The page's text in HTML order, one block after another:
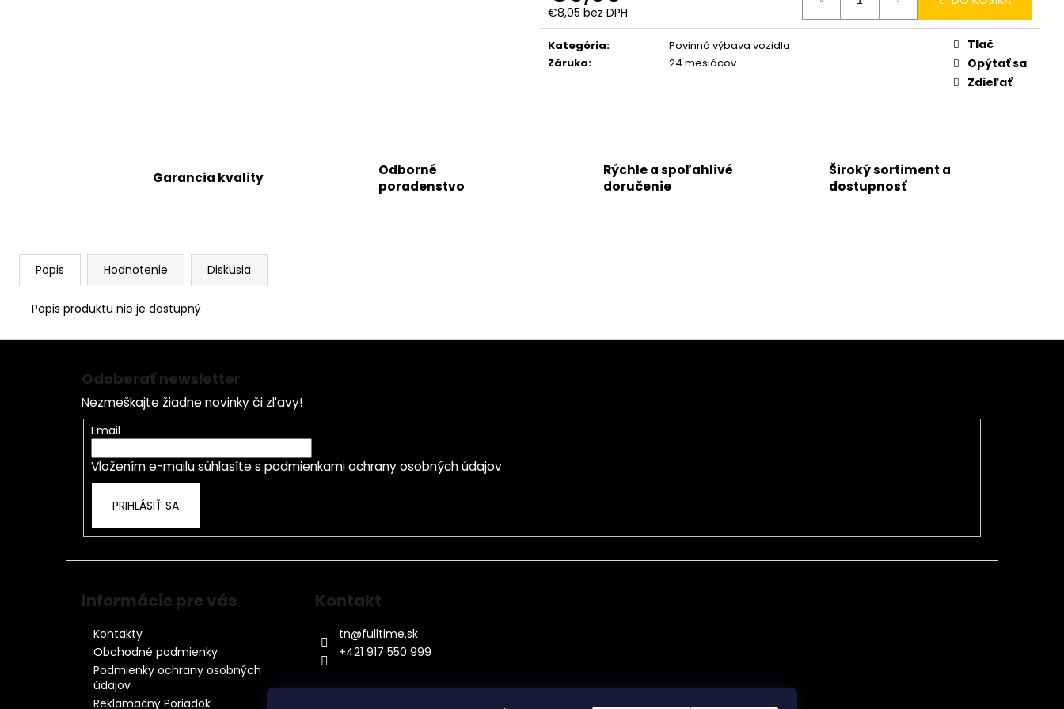
€8,05 bez DPH
Jednotková
cena:
Kategória:
Povinná výbava vozidla
Záruka: 24 mesiácov
Tlač
Opýtať sa
Zdieľať
Garancia kvality
Odborné
poradenstvo
Rýchle a spoľahlivé
doručenie
Široký sortiment a
dostupnosť
Popis Hodnotenie Diskusia
Popis produktu nie je dostupný
Z
Odoberať newsletter
Nezmeškajte žiadne novinky či zľavy!
Email
Vložením e-mailu súhlasíte s podmienkami ochrany osobných údajov
PRIHLÁSIŤ SA
Informácie pre vás
Kontakty
Obchodné podmienky
Podmienky ochrany osobných
údajov
Reklamačný Poriadok
Kontakt
tn@fulltime.sk
+421 917 550 999